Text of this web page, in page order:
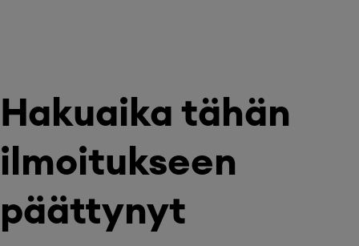
Hakuaika tähän
ilmoitukseen
päättynyt